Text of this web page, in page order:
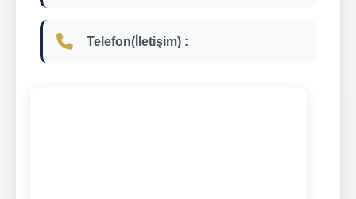
Telefon(İletişim) :